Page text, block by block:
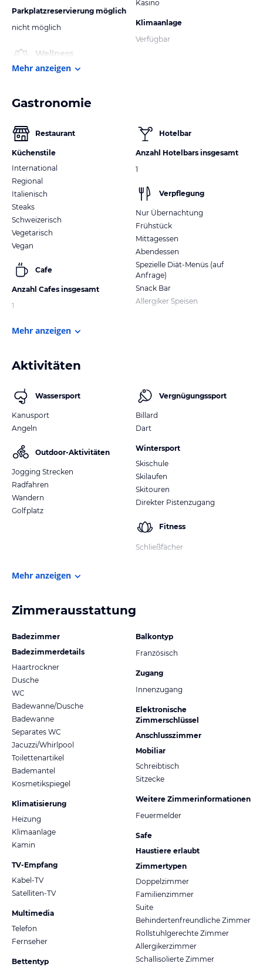
Parkplatzreservierung möglich
nicht möglich
Wellness
Kasino
Klimaanlage
Verfügbar
Mehr anzeigen
Gastronomie
Restaurant
Küchenstile
International
Regional
Italienisch
Steaks
Schweizerisch
Vegetarisch
Vegan
Cafe
Anzahl Cafes insgesamt
1
Hotelbar
Anzahl Hotelbars insgesamt
1
Verpflegung
Nur Übernachtung
Frühstück
Mittagessen
Abendessen
Spezielle Diät-Menüs (auf
Anfrage)
Snack Bar
Allergiker Speisen
Mehr anzeigen
Aktivitäten
Wassersport
Kanusport
Angeln
Outdoor-Aktivitäten
Jogging Strecken
Radfahren
Wandern
Golfplatz
Vergnügungssport
Billard
Dart
Wintersport
Skischule
Skilaufen
Skitouren
Direkter Pistenzugang
Fitness
Schließfächer
Mehr anzeigen
Zimmerausstattung
Badezimmer
Badezimmerdetails
Haartrockner
Dusche
WC
Badewanne/Dusche
Badewanne
Separates WC
Jacuzzi/Whirlpool
Toilettenartikel
Bademantel
Kosmetikspiegel
Klimatisierung
Heizung
Klimaanlage
Kamin
TV-Empfang
Kabel-TV
Satelliten-TV
Multimedia
Telefon
Fernseher
Bettentyp
Balkontyp
Französisch
Zugang
Innenzugang
Elektronische
Zimmerschlüssel
Anschlusszimmer
Mobiliar
Schreibtisch
Sitzecke
Weitere Zimmerinformationen
Feuermelder
Safe
Haustiere erlaubt
Zimmertypen
Doppelzimmer
Familienzimmer
Suite
Behindertenfreundliche Zimmer
Rollstuhlgerechte Zimmer
Allergikerzimmer
Schallisolierte Zimmer